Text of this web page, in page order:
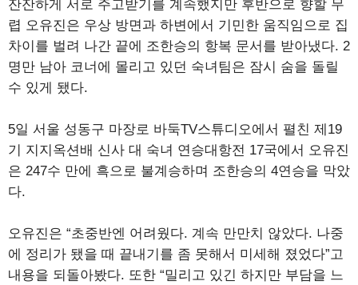
잔잔하게 서로 주고받기를 계속했지만 후반으로 향할 무
렵 오유진은 우상 방면과 하변에서 기민한 움직임으로 집
차이를 벌려 나간 끝에 조한승의 항복 문서를 받아냈다. 2
명만 남아 코너에 몰리고 있던 숙녀팀은 잠시 숨을 돌릴
수 있게 됐다.
5일 서울 성동구 마장로 바둑TV스튜디오에서 펼친 제19
기 지지옥션배 신사 대 숙녀 연승대항전 17국에서 오유진
은 247수 만에 흑으로 불계승하며 조한승의 4연승을 막았
다.
오유진은 “초중반엔 어려웠다. 계속 만만치 않았다. 나중
에 정리가 됐을 때 끝내기를 좀 못해서 미세해 졌었다”고
내용을 되돌아봤다. 또한 “밀리고 있긴 하지만 부담을 느